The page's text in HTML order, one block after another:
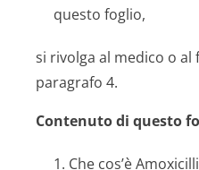
questo foglio,
si rivolga al medico o al
paragrafo 4.
Contenuto di questo
1. Che cos’è